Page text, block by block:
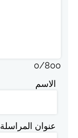
0/800
الاسم
عنوان المراسلة